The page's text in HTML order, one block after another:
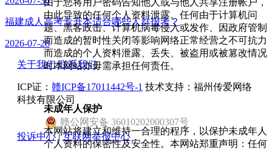
由于您将用户密码告知他人或与他人共享注册帐户，
由此导致的任何个人资料泄露。任何由于计算机问
题、黑客政击、计算机病毒侵入或发作、因政府管制
而造成的暂时性关闭等影响网络正常经营之不可抗力
而造成的个人资料泄露、丢失、被盗用或被篡改情况
时本网站亦毋需承担任何责任。
未成年人保护
本网站将建立和维持一合理的程序，以保护未成年人
个人资料的保密性及安全性。本网站郑重声明：任何
福建成人高考专升本适合哪些人群报考？
2026-07-28
关于我们 联系我们
ICP证： 赣ICP备17011442号-1 技术支持：福州传爱网络
科技有限公司
赣公网安备 36010202000307号
投诉中心|互联网举报中心